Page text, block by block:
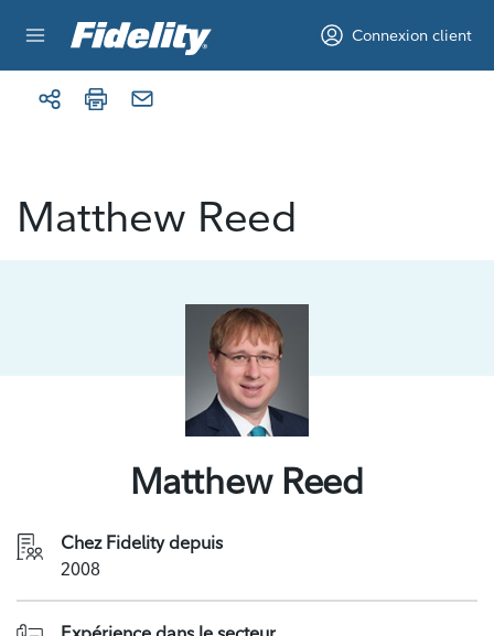
Connexion client
Matthew Reed
Matthew Reed
Chez Fidelity depuis
2008